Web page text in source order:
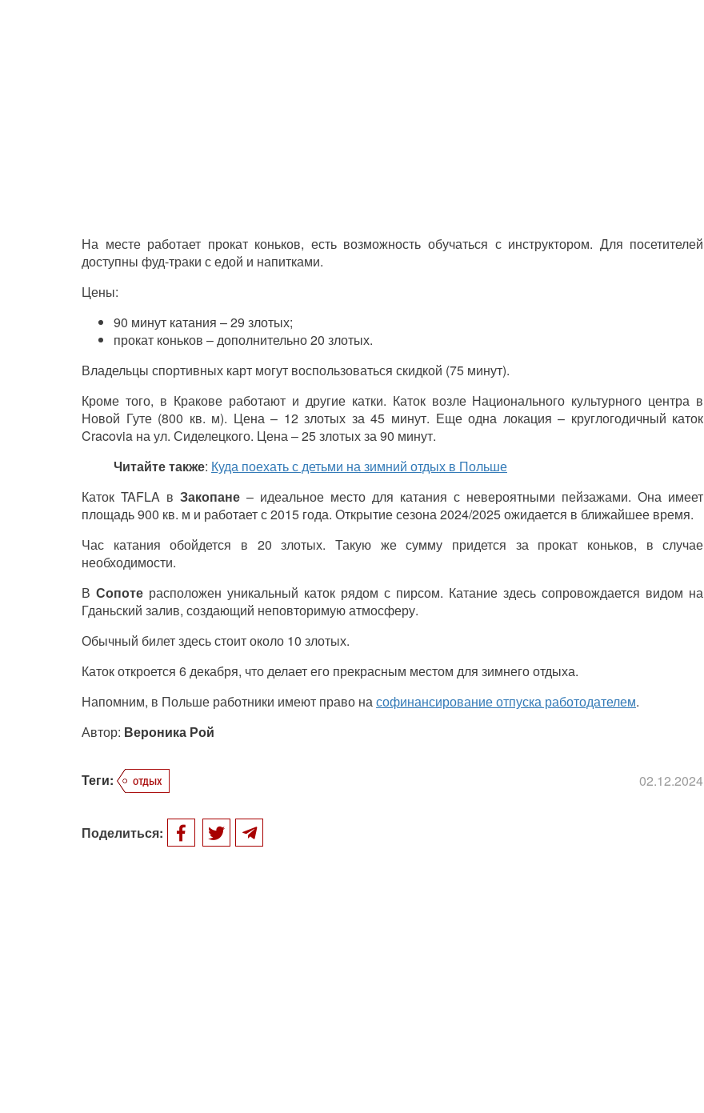
На месте работает прокат коньков, есть возможность обучаться с инструктором. Для посетителей
доступны фуд-траки с едой и напитками.
Цены:
90 минут катания – 29 злотых;
прокат коньков – дополнительно 20 злотых.
Владельцы спортивных карт могут воспользоваться скидкой (75 минут).
Кроме того, в Кракове работают и другие катки. Каток возле Национального культурного центра в
Новой Гуте (800 кв. м). Цена – 12 злотых за 45 минут. Еще одна локация – круглогодичный каток
Cracovia на ул. Сиделецкого. Цена – 25 злотых за 90 минут.
Читайте также: Куда поехать с детьми на зимний отдых в Польше
Каток TAFLA вЗакопане – идеальное место для катания с невероятными пейзажами. Она имеет
площадь 900 кв. м и работает с 2015 года. Открытие сезона 2024/2025 ожидается в ближайшее время.
Час катания обойдется в 20 злотых. Такую же сумму придется за прокат коньков, в случае
необходимости.
ВСопоте расположен уникальный каток рядом с пирсом. Катание здесь сопровождается видом на
Гданьский залив, создающий неповторимую атмосферу.
Обычный билет здесь стоит около 10 злотых.
Каток откроется 6 декабря, что делает его прекрасным местом для зимнего отдыха.
Напомним, в Польше работники имеют право насофинансирование отпуска работодателем.
Автор: Вероника Рой
Теги: отдых 02.12.2024
Поделиться: